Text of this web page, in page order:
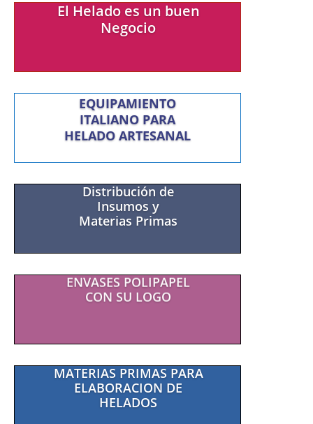
El Helado es un buen
Negocio
EQUIPAMIENTO
ITALIANO PARA
HELADO ARTESANAL
Distribución de
Insumos y
Materias Primas
ENVASES POLIPAPEL
CON SU LOGO
MATERIAS PRIMAS PARA
ELABORACION DE
HELADOS